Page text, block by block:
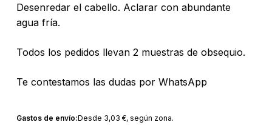
Desenredar el cabello. Aclarar con abundante
agua fría.
Todos los pedidos llevan 2 muestras de obsequio.
Te contestamos las dudas por WhatsApp
Gastos de envío:Desde 3,03 €, según zona.